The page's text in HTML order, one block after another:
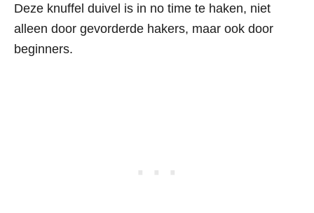
Deze knuffel duivel is in no time te haken, niet
alleen door gevorderde hakers, maar ook door
beginners.